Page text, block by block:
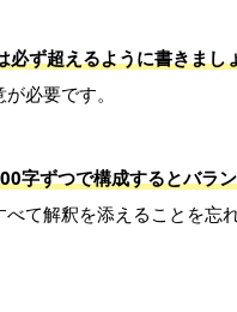
ず超えるように書きまし
必要です。
字ずつで構成するとバラ
て解釈を添えることを忘